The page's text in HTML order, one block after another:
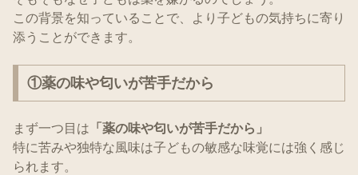
この背景を知っていることで、より子どもの気持ちに寄り
添うことができます。
①薬の味や匂いが苦手だから
まず一つ目は 「薬の味や匂いが苦手だから」
特に苦みや独特な風味は子どもの敏感な味覚には強く感じ
られます。